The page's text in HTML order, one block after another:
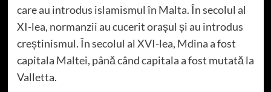
care au introdus islamismul în Malta. În secolul al
XI-lea, normanzii au cucerit orașul și au introdus
creștinismul. În secolul al XVI-lea, Mdina a fost
capitala Maltei, până când capitala a fost mutată la
Valletta.